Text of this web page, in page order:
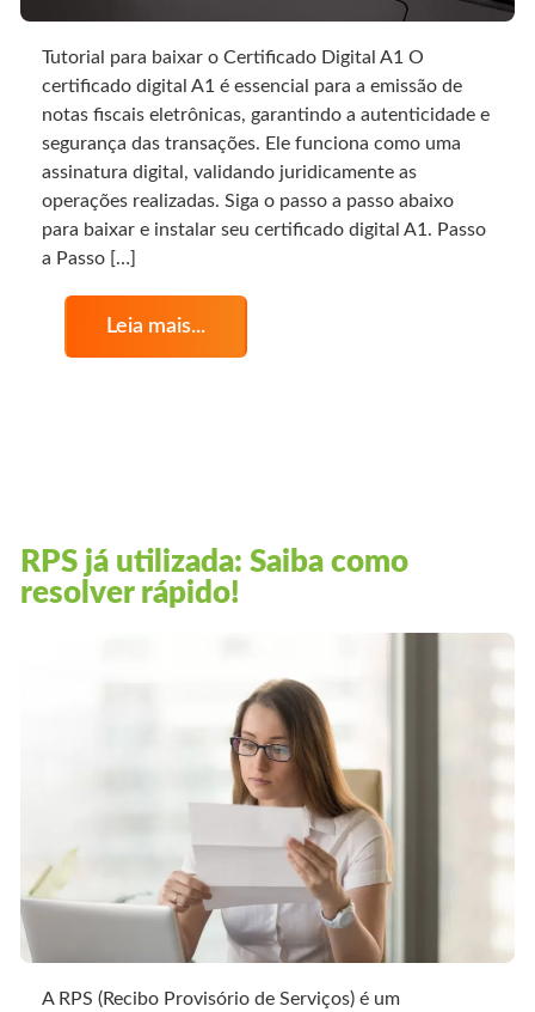
Tutorial para baixar o Certificado Digital A1 O
certificado digital A1 é essencial para a emissão de
notas fiscais eletrônicas, garantindo a autenticidade e
segurança das transações. Ele funciona como uma
assinatura digital, validando juridicamente as
operações realizadas. Siga o passo a passo abaixo
para baixar e instalar seu certificado digital A1. Passo
a Passo […]
Leia mais...
RPS já utilizada: Saiba como
resolver rápido!
A RPS (Recibo Provisório de Serviços) é um